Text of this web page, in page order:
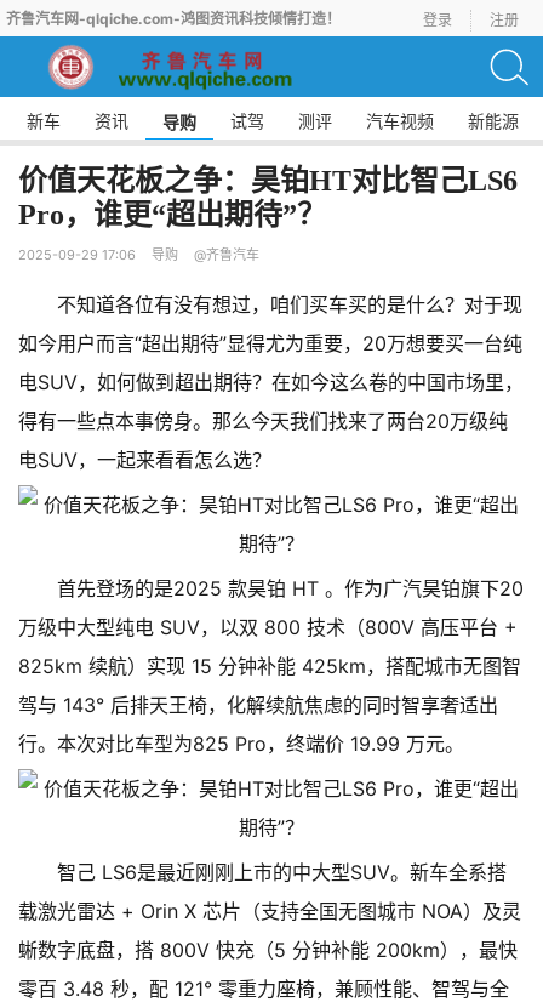
齐鲁汽车网-qlqiche.com-鸿图资讯科技倾情打造！ 登录 注册
新车 资讯 导购 试驾 测评 汽车视频 新能源
价值天花板之争：昊铂HT对比智己LS6
Pro，谁更“超出期待”？
2025-09-29 17:06 导购 @齐鲁汽车
不知道各位有没有想过，咱们买车买的是什么？对于现
如今用户而言“超出期待”显得尤为重要，20万想要买一台纯
电SUV，如何做到超出期待？在如今这么卷的中国市场里，
得有一些点本事傍身。那么今天我们找来了两台20万级纯
电SUV，一起来看看怎么选？
首先登场的是2025 款昊铂 HT 。作为广汽昊铂旗下20
万级中大型纯电 SUV，以双 800 技术（800V 高压平台 +
825km 续航）实现 15 分钟补能 425km，搭配城市无图智
驾与 143° 后排天王椅，化解续航焦虑的同时智享奢适出
行。本次对比车型为825 Pro，终端价 19.99 万元。
智己 LS6是最近刚刚上市的中大型SUV。新车全系搭
载激光雷达 + Orin X 芯片（支持全国无图城市 NOA）及灵
蜥数字底盘，搭 800V 快充（5 分钟补能 200km），最快
零百 3.48 秒，配 121° 零重力座椅，兼顾性能、智驾与全